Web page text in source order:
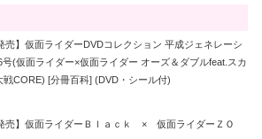
売】仮面ライダーDVDコレクション 平成ジェネレーシ
号(仮面ライダー×仮面ライダー オーズ＆ダブルfeat.スカ
戦CORE) [分冊百科] (DVD・シール付)
売】仮面ライダーＢｌａｃｋ × 仮面ライダーＺＯ